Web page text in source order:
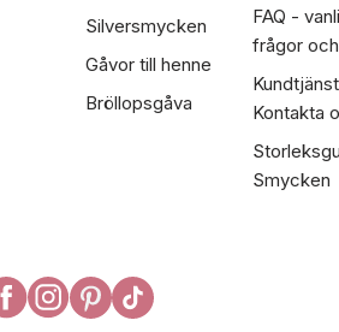
Silversmycken
Gåvor till henne
Bröllopsgåva
FAQ -
frågor
Kontakta
Smycken